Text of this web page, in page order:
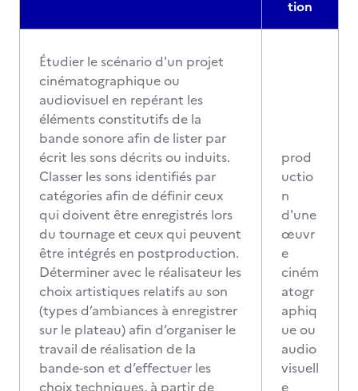
tion
Étudier le scénario d'un projet
cinématographique ou
audiovisuel en repérant les
éléments constitutifs de la
bande sonore afin de lister par
écrit les sons décrits ou induits.
Classer les sons identifiés par
catégories afin de définir ceux
qui doivent être enregistrés lors
du tournage et ceux qui peuvent
être intégrés en postproduction.
Déterminer avec le réalisateur les
choix artistiques relatifs au son
(types d’ambiances à enregistrer
sur le plateau) afin d’organiser le
travail de réalisation de la
bande-son et d’effectuer les
choix techniques, à partir de
prod
uctio
n
d'une
œuvr
e
ciném
atogr
aphiq
ue ou
audio
visuell
e